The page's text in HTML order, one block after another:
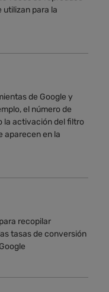
utilizan para la
de Google y
el número de
la activación del filtro
aparecen en la
recopilar
tasas de conversión